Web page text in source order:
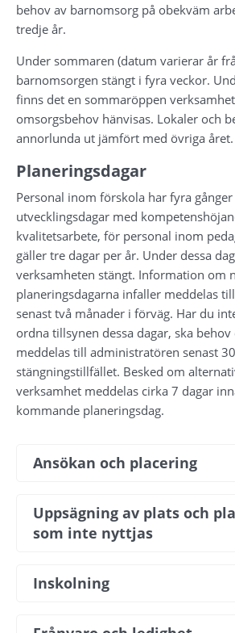
behov av barnomsorg på obekväm
tredje år.
Under sommaren (datum varierar år
barnomsorgen stängt i fyra veckor.
finns det en sommaröppen
omsorgsbehov hänvisas. Lokaler och
annorlunda ut jämfört med övriga året.
Planeringsdagar
Personal inom förskola har fyra
utvecklingsdagar med
kvalitetsarbete, för personal inom
gäller tre dagar per år. Under dessa
verksamheten stängt. Information om
planeringsdagarna infaller meddelas
senast två månader i förväg. Har du
ordna tillsynen dessa dagar, ska
meddelas till administratören senast
stängningstillfället. Besked om
verksamhet meddelas cirka 7 dagar
kommande planeringsdag.
Ansökan och placering
Uppsägning av plats och
som inte nyttjas
Inskolning